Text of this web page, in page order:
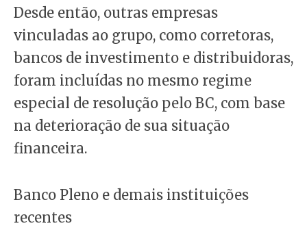
Desde então, outras empresas
vinculadas ao grupo, como corretoras,
bancos de investimento e distribuidoras,
foram incluídas no mesmo regime
especial de resolução pelo BC, com base
na deterioração de sua situação
financeira.
Banco Pleno e demais instituições
recentes